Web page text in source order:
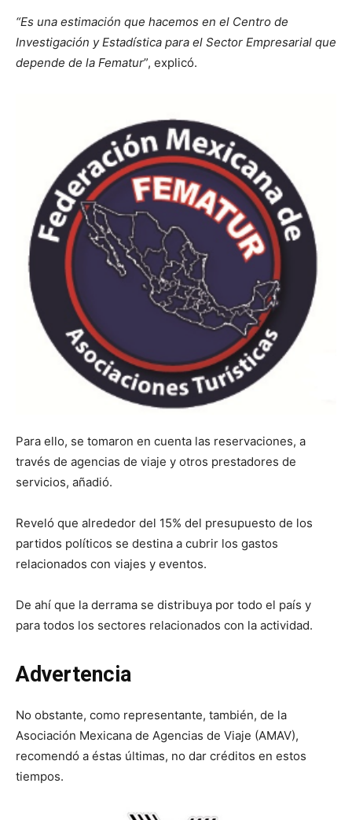
“Es una estimación que hacemos en el Centro de
Investigación y Estadística para el Sector Empresarial que
depende de la Fematur”, explicó.
Para ello, se tomaron en cuenta las reservaciones, a
través de agencias de viaje y otros prestadores de
servicios, añadió.
Reveló que alrededor del 15% del presupuesto de los
partidos políticos se destina a cubrir los gastos
relacionados con viajes y eventos.
De ahí que la derrama se distribuya por todo el país y
para todos los sectores relacionados con la actividad.
Advertencia
No obstante, como representante, también, de la
Asociación Mexicana de Agencias de Viaje (AMAV),
recomendó a éstas últimas, no dar créditos en estos
tiempos.